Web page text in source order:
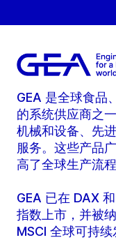
GEA 是全球食品
的系统供应商之
机械和设备、先
服务。这些产品
高了全球生产流
GEA 已在 DAX
指数上市，并被
MSCI 全球可持续